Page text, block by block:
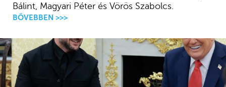
Bálint, Magyari Péter és Vörös Szabolcs.
BŐVEBBEN >>>